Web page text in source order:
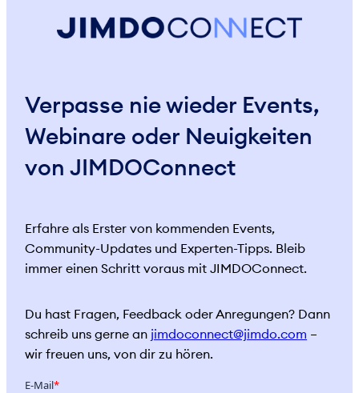
Verpasse nie wieder Events,
Webinare oder Neuigkeiten
von JIMDOConnect
Erfahre als Erster von kommenden Events,
Community-Updates und Experten-Tipps. Bleib
immer einen Schritt voraus mit JIMDOConnect.
Du hast Fragen, Feedback oder Anregungen? Dann
schreib uns gerne an jimdoconnect@jimdo.com –
wir freuen uns, von dir zu hören.